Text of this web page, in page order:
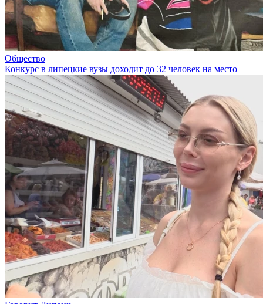
Общество
Конкурс в липецкие вузы доходит до 32 человек на место